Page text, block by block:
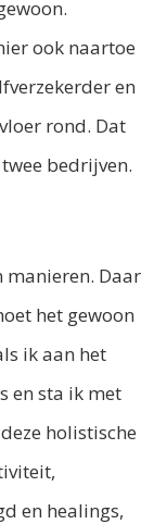
ook naartoe
en
rond. Dat
bedrijven.
manieren. Daar
het gewoon
ik aan het
en sta ik met
holistische
en healings,